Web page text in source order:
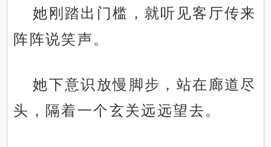
她刚踏出门槛，就听见客厅传来
阵阵说笑声。
她下意识放慢脚步，站在廊道尽
头，隔着一个玄关远远望去。